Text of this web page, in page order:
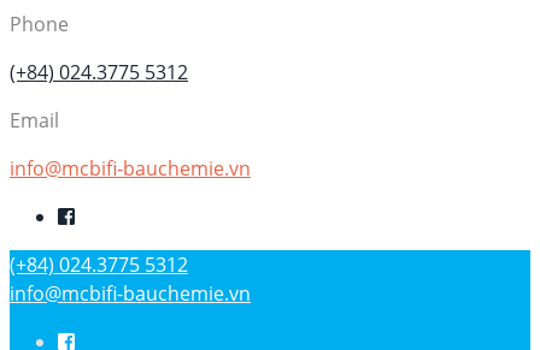
Phone
(+84) 024.3775 5312
Email
info@mcbifi-bauchemie.vn
(+84) 024.3775 5312
info@mcbifi-bauchemie.vn